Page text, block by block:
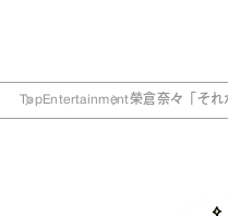
TopEntertainment榮倉奈々「それ